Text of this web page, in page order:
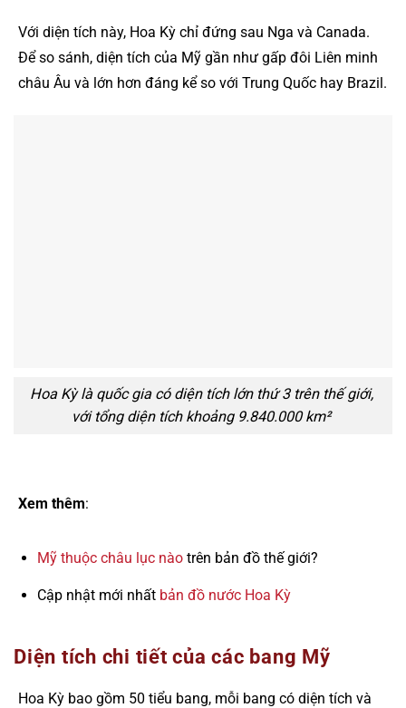
Với diện tích này, Hoa Kỳ chỉ đứng sau Nga và Canada.
Để so sánh, diện tích của Mỹ gần như gấp đôi Liên minh
châu Âu và lớn hơn đáng kể so với Trung Quốc hay Brazil.
Hoa Kỳ là quốc gia có diện tích lớn thứ 3 trên thế giới,
với tổng diện tích khoảng 9.840.000 km²
Xem thêm:
Mỹ thuộc châu lục nàotrên bản đồ thế giới?
Cập nhật mới nhất bản đồ nước Hoa Kỳ
Diện tích chi tiết của các bang Mỹ
Hoa Kỳ bao gồm 50 tiểu bang, mỗi bang có diện tích và